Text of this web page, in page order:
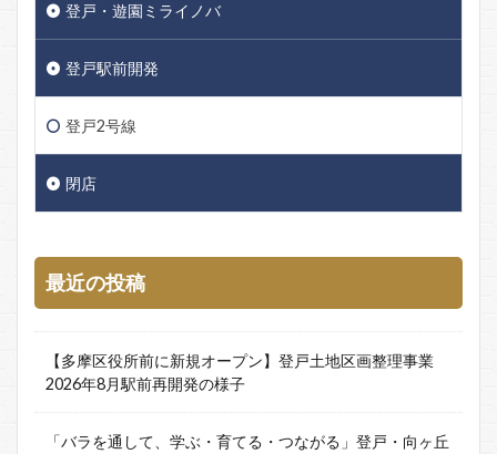
登戸・遊園ミライノバ
登戸駅前開発
登戸2号線
閉店
最近の投稿
【多摩区役所前に新規オープン】登戸土地区画整理事業
2026年8月駅前再開発の様子
「バラを通して、学ぶ・育てる・つながる」登戸・向ヶ丘